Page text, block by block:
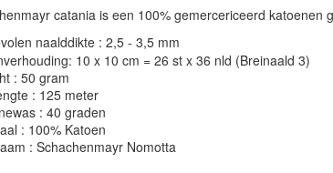
catania is een 100% gemercericeerd
naalddikte : 2,5 - 3,5 mm
10 x 10 cm = 26 st x 36 nld (Breinaald 3)
: 50 gram
: 125 meter
: 40 graden
: 100% Katoen
: Schachenmayr Nomotta